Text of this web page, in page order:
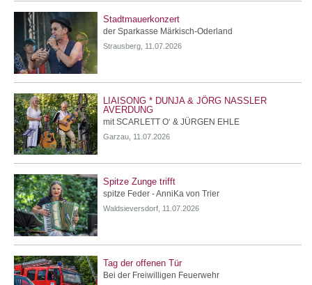
Stadtmauerkonzert
der Sparkasse Märkisch-Oderland
Strausberg, 11.07.2026
LIAISONG * DUNJA & JÖRG NASSLER
AVERDUNG
mit SCARLETT O‘ & JÜRGEN EHLE
Garzau, 11.07.2026
Spitze Zunge trifft
spitze Feder - AnniKa von Trier
Waldsieversdorf, 11.07.2026
Tag der offenen Tür
Bei der Freiwilligen Feuerwehr